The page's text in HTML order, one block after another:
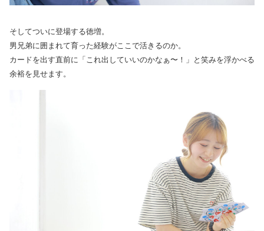
そしてついに登場する徳増。
男兄弟に囲まれて育った経験がここで活きるのか。
カードを出す直前に「これ出していいのかなぁ〜！」と笑みを浮かべる
余裕を見せます。